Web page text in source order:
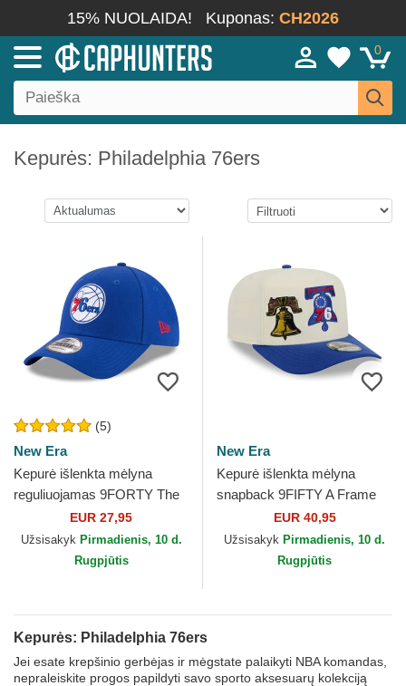
15% NUOLAIDA! Kuponas: CH2026
0
Kepurės: Philadelphia 76ers
(5)
New Era
Kepurė išlenkta mėlyna
reguliuojamas 9FORTY The
League Philadelphia 76ers
NBA New Era
EUR 27,95
Užsisakyk Pirmadienis, 10 d.
Rugpjūtis
New Era
Kepurė išlenkta mėlyna
snapback 9FIFTY A Frame
Precurved Hardwood
Classics Philadelphia 76ers
EUR 40,95
Užsisakyk Pirmadienis, 10 d.
Rugpjūtis
Kepurės: Philadelphia 76ers
Jei esate krepšinio gerbėjas ir mėgstate palaikyti NBA komandas,
nepraleiskite progos papildyti savo sporto aksesuarų kolekciją